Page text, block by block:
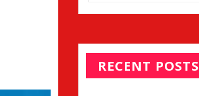
RECENT POSTS